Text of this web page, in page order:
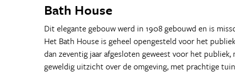
Bath House
Dit elegante gebouw werd in 1908 gebouwd en is
Het Bath House is geheel opengesteld voor het
dan zeventig jaar afgesloten geweest voor het
geweldig uitzicht over de omgeving, met prachtige